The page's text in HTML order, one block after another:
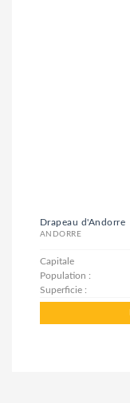
Drapeau d'Andorre
ANDORRE
Capitale
Population :
Superficie :